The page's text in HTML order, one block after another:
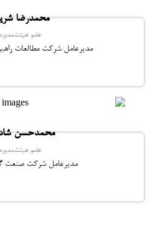
محمدرضا
عضو هیئت‌مدیره
مدیرعامل شرکت مطالعات
محمدحسن
عضو هیئت‌مدیره
مدیرعامل شرکت صنعت